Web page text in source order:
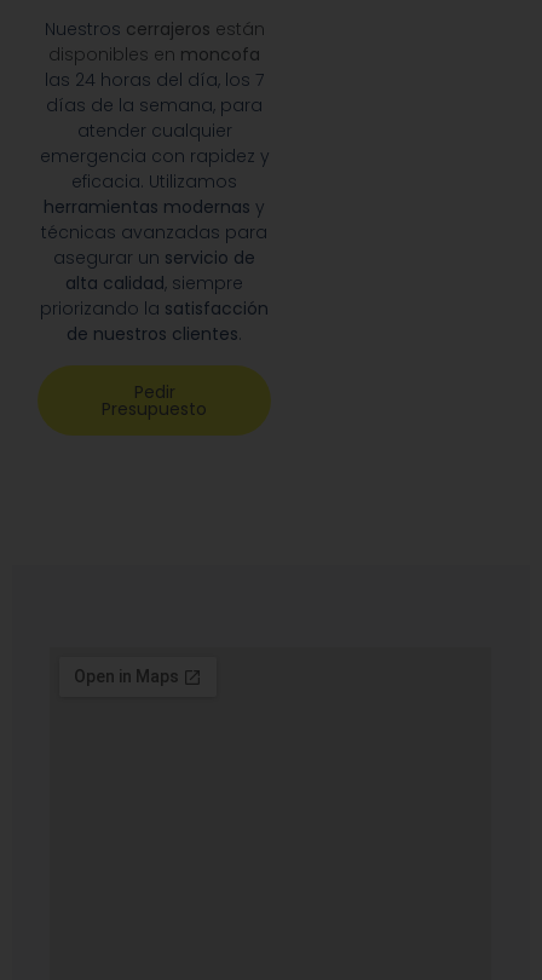
Nuestros cerrajeros están
disponibles en moncofa
las 24 horas del día, los 7
días de la semana, para
atender cualquier
emergencia con rapidez y
eficacia. Utilizamos
herramientas modernas y
técnicas avanzadas para
asegurar un servicio de
alta calidad, siempre
priorizando la satisfacción
de nuestros clientes.
Pedir
Presupuesto